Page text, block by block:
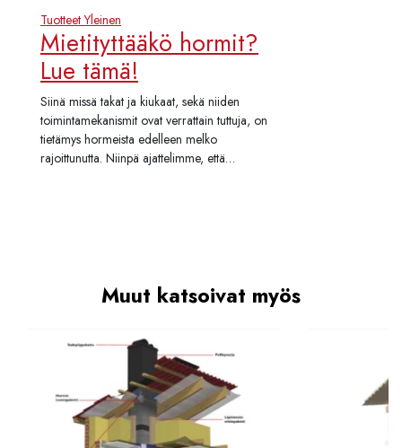
TuotteetYleinen
Mietityttääkö hormit?
Lue tämä!
Siinä missä takat ja kiukaat, sekä niiden
toimintamekanismit ovat verrattain tuttuja, on
tietämys hormeista edelleen melko
rajoittunutta. Niinpä ajattelimme, että…
Muut katsoivat myös